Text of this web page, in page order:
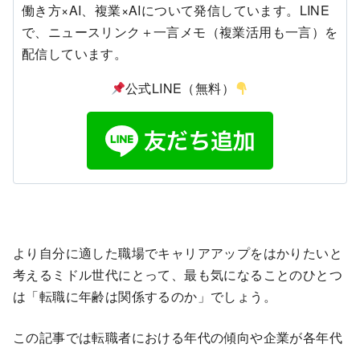
働き方×AI、複業×AIについて発信しています。LINE
で、ニュースリンク＋一言メモ（複業活用も一言）を
配信しています。
公式LINE（無料）
より自分に適した職場でキャリアアップをはかりたいと
考えるミドル世代にとって、最も気になることのひとつ
は「転職に年齢は関係するのか」でしょう。
この記事では転職者における年代の傾向や企業が各年代